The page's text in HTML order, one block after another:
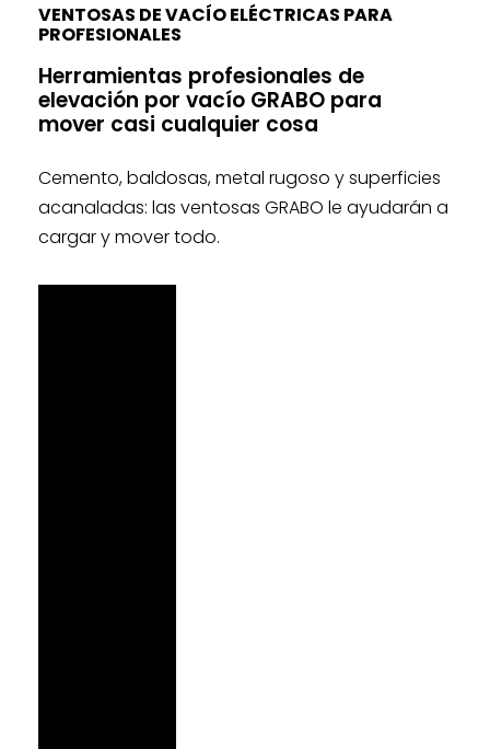
VENTOSAS DE VACÍO ELÉCTRICAS PARA
PROFESIONALES
Herramientas profesionales de
elevación por vacío GRABO para
mover casi cualquier cosa
Cemento, baldosas, metal rugoso y superficies
acanaladas: las ventosas GRABO le ayudarán a
cargar y mover todo.